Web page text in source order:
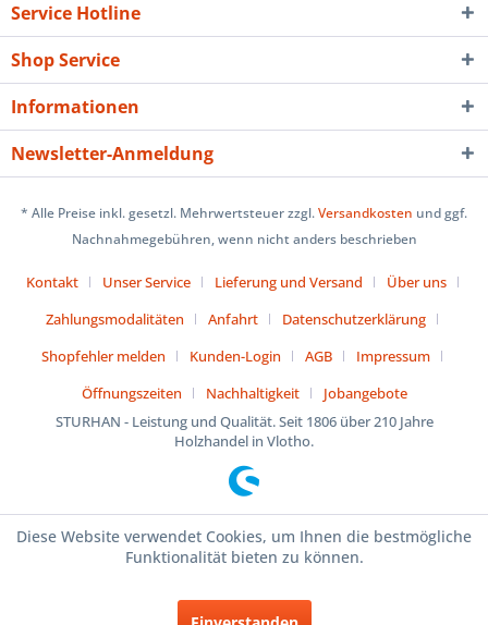
Service Hotline
Shop Service
Informationen
Newsletter-Anmeldung
* Alle Preise inkl. gesetzl. Mehrwertsteuer zzgl.Versandkosten und ggf.
Nachnahmegebühren, wenn nicht anders beschrieben
Kontakt Unser Service Lieferung und Versand
Über uns
Zahlungsmodalitäten
Anfahrt
Datenschutzerklärung
Shopfehler melden
Kunden-Login AGB
Impressum
Öffnungszeiten
Nachhaltigkeit
Jobangebote
STURHAN - Leistung und Qualität. Seit 1806 über 210 Jahre
Holzhandel in Vlotho.
Diese Website verwendet Cookies, um Ihnen die bestmögliche
Funktionalität bieten zu können.